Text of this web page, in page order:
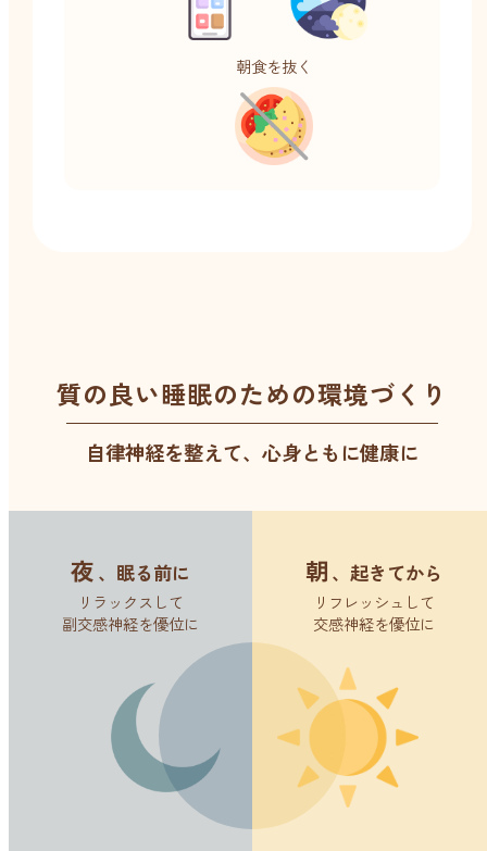
朝食を抜く
質の良い睡眠のための環境づくり
自律神経を整えて、心身ともに健康に
夜 、眠る前に
リラックスして
副交感神経を優位に
朝 、起きてから
リフレッシュして
交感神経を優位に